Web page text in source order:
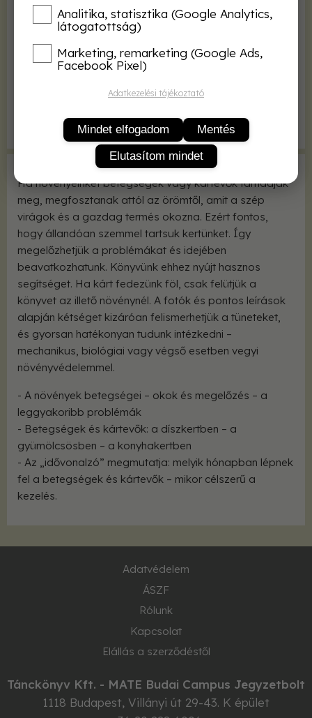
9786155178313
Terjedelem
129 oldal
Képek, ábrák
színes fényképekkel
Ha növényeinket betegségek vagy kártevők támadják
meg, megfosztanak attól az örömtől, amit a szép
virágok és a gazdag termés okozna. Ezért fontos,
hogy állandóan szemmel tartsuk kertünket. Így
megelőzhetjük a problémákat és idejében
beavatkozhatunk. Könyvünk ehhez nyújt hasznos
segítséget. Ha kárt fedezünk föl, csak felütjük a
könyvet az illető növénynél. A fotók és pontos leírások
alapján kétséget kizáróan felismerhetjük a tüneteket,
és gyorsan hatékonyan tudunk intézkedni –
mechanikus, biológiai vagy végső esetben vegyi
növényvédelemmel.
- A növények betegségei – okok és megelőzés – a
leggyakoribb problémák
- Betegségek és kártevők: a díszkertben – a
gyümölcsösben – a konyhakertben
- Az „idővonalzó” megmutatja: melyik hónapban lépnek
fel a betegségek és kártevők – mikor célszerű a
kezelés.
Adatvédelem
ÁSZF
Rólunk
Kapcsolat
Elállás a szerződéstől
Tánckönyv Kft. - MATE Budai Campus Jegyzetbolt
1118 Budapest, Villányi út 29-43. K épület
Analitika, statisztika (Google Analytics,
látogatottság)
Marketing, remarketing (Google Ads,
Facebook Pixel)
Adatkezelési tájékoztató
Mindet elfogadom
Mentés
Elutasítom mindet